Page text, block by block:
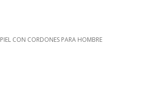
CON CORDONES PARA HOMBRE